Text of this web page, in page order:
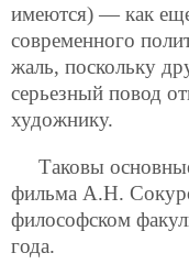
имеются) — как
современного
жаль, поскольку
серьезный повод
художнику.
Таковы
фильма А.Н.
философском
года.